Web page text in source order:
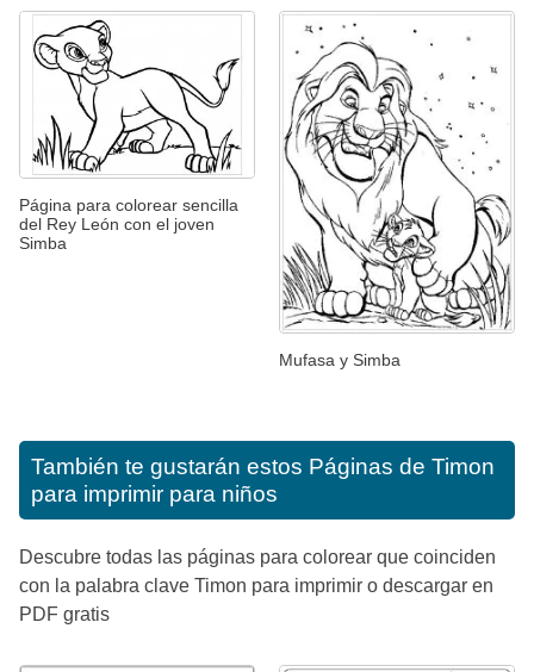
Página para colorear sencilla
del Rey León con el joven
Simba
Mufasa y Simba
También te gustarán estos Páginas de Timon
para imprimir para niños
Descubre todas las páginas para colorear que coinciden
con la palabra clave Timon para imprimir o descargar en
PDF gratis